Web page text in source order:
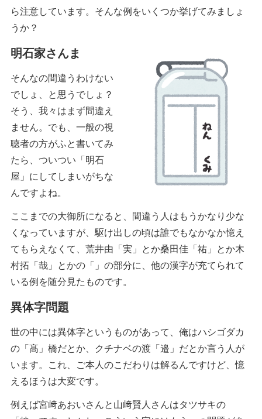
ら注意しています。そんな例をいくつか挙げてみましょ
うか？
明石家さんま
そんなの間違うわけない
でしょ、と思うでしょ？
そう、我々はまず間違え
ません。でも、一般の視
聴者の方がふと書いてみ
たら、ついつい「明石
屋」にしてしまいがちな
んですよね。
ここまでの大御所になると、間違う人はもうかなり少な
くなっていますが、駆け出しの頃は誰でもなかなか憶え
てもらえなくて、荒井由「実」とか桑田佳「祐」とか木
村拓「哉」とかの「」の部分に、他の漢字が充てられて
いる例を随分見たものです。
異体字問題
世の中には異体字というものがあって、俺はハシゴダカ
の「髙」橋だとか、クチナベの渡「邉」だとか言う人が
います。これ、ご本人のこだわりは解るんですけど、憶
えるほうは大変です。
例えば宮﨑あおいさんと山﨑賢人さんはタツサキの